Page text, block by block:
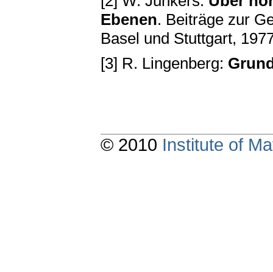
Ebenen. Beiträge zur
Basel und Stuttgart,
[3] R. Lingenberg:
© 2010 Institute of